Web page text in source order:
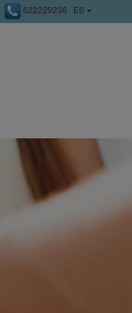
622229236 ES